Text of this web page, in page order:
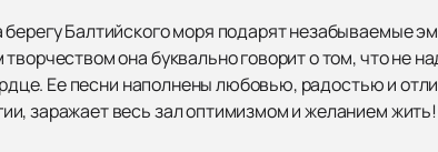
берегу Балтийского моря подарят незабываемые
она буквально говорит о том, что не
Ее песни наполнены любовью, радостью и
заражает весь зал оптимизмом и желанием жить!